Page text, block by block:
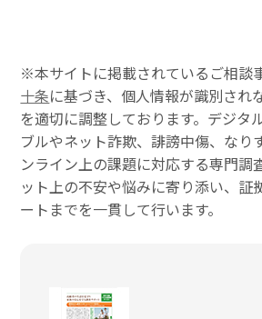
※本サイトに掲載されているご相談
十条に基づき、個人情報が識別され
を適切に調整しております。デジタ
ブルやネット詐欺、誹謗中傷、なり
ンライン上の課題に対応する専門調
ット上の不安や悩みに寄り添い、証
ートまでを一貫して行います。